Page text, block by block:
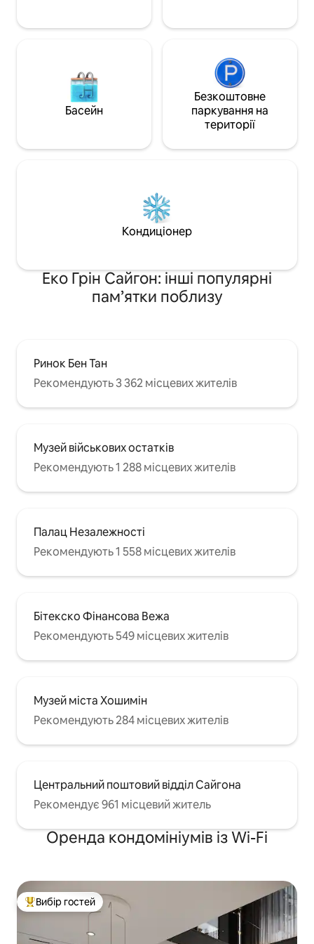
повідомлення за
Басейн
Безкоштовне
паркування на
території
Кондиціонер
Еко Грін Сайгон: інші популярні
пам’ятки поблизу
Ринок Бен Тан
Рекомендують 3 362 місцевих жителів
Музей військових остатків
Рекомендують 1 288 місцевих жителів
Палац Незалежності
Рекомендують 1 558 місцевих жителів
Бітекско Фінансова Вежа
Рекомендують 549 місцевих жителів
Музей міста Хошимін
Рекомендують 284 місцевих жителів
Центральний поштовий відділ Сайгона
Рекомендує 961 місцевий житель
Оренда кондомініумів із Wi-Fi
Топ вибір гостей
Вибір гостей